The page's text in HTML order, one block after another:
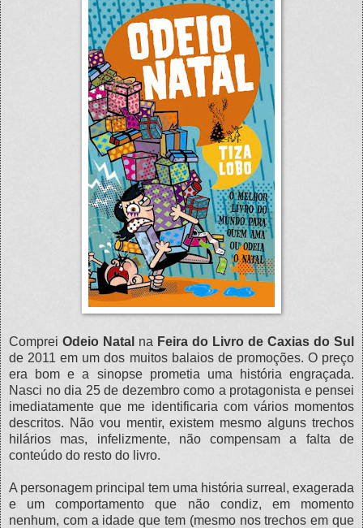
Comprei Odeio Natal na Feira do Livro de Caxias do Sul
de 2011 em um dos muitos balaios de promoções. O preço
era bom e a sinopse prometia uma história engraçada.
Nasci no dia 25 de dezembro como a protagonista e pensei
imediatamente que me identificaria com vários momentos
descritos. Não vou mentir, existem mesmo alguns trechos
hilários mas, infelizmente, não compensam a falta de
conteúdo do resto do livro.
A personagem principal tem uma história surreal, exagerada
e um comportamento que não condiz, em momento
nenhum, com a idade que tem (mesmo nos trechos em que